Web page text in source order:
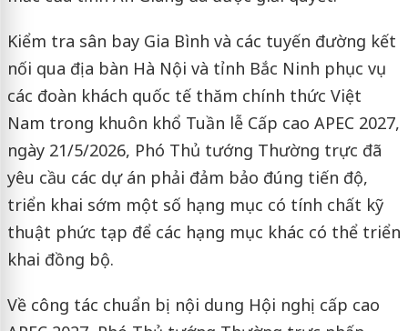
Kiểm tra sân bay Gia Bình và các tuyến đường kết
nối qua địa bàn Hà Nội và tỉnh Bắc Ninh phục vụ
các đoàn khách quốc tế thăm chính thức Việt
Nam trong khuôn khổ Tuần lễ Cấp cao APEC 2027,
ngày 21/5/2026, Phó Thủ tướng Thường trực đã
yêu cầu các dự án phải đảm bảo đúng tiến độ,
triển khai sớm một số hạng mục có tính chất kỹ
thuật phức tạp để các hạng mục khác có thể triển
khai đồng bộ.
Về công tác chuẩn bị nội dung Hội nghị cấp cao